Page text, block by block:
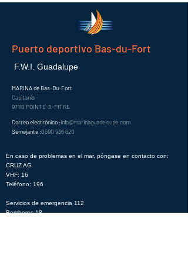
Puerto deportivo Bas-du-Fort
F.W.I. Guadalupe
MARINA de Bas-Du-Fort
Capitanía
97110 POINTE-A-PITRE
Correo electrónico :info@marinaguadeloupe.com
Semejante :0590 936 620
En caso de problemas en el mar, póngase en contacto con:
CRUZ AG
VHF: 16
Teléfono: 196
Servicios de emergencia 112
Bomberos 18